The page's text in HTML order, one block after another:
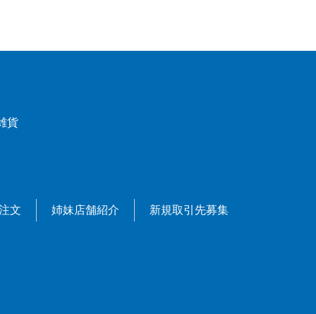
貨
文 姉妹店舗紹介 新規取引先募集